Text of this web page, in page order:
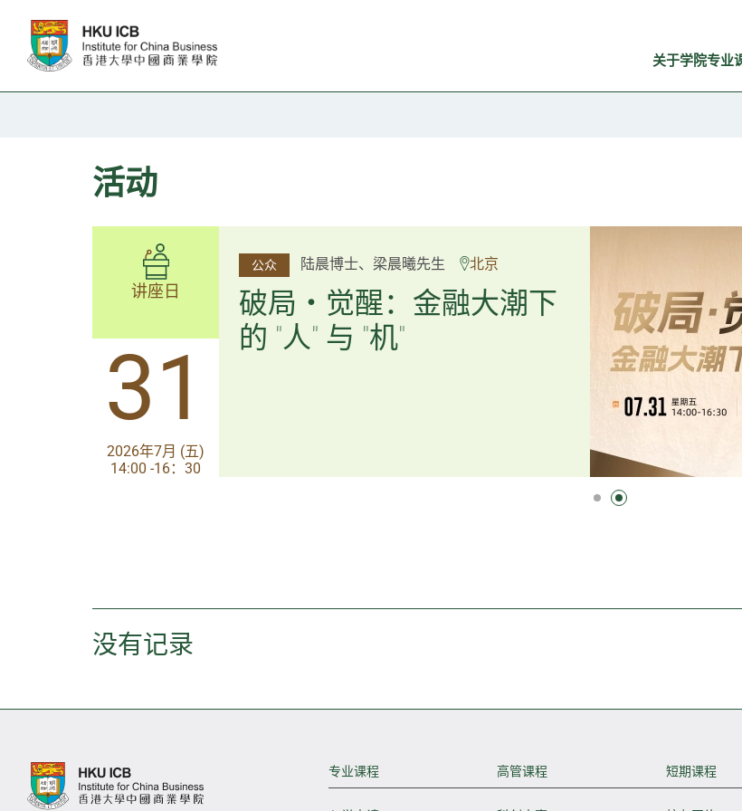
关于学院专业
活动
讲座日
31
2026年7月 (五)
14:00-17:30
公众 杨文斌先生、邱良弼先生 广州
逻辑×算法：重塑资产配
置内核
讲座日
31
2026年7月 (五)
14:00 -16：30
公众 陆晨博士、梁晨曦先生 北京
破局・觉醒：金融大潮下
的 "人" 与 "机"
没有记录
专业课程 高管课程 短期课程